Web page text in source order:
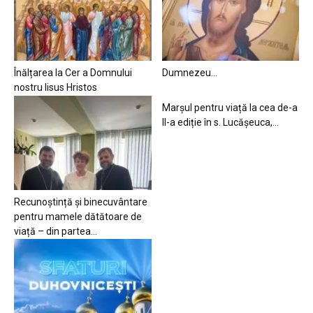
Înălțarea la Cer a Domnului
nostru Iisus Hristos
Dumnezeu…
Recunoștință și binecuvântare
pentru mamele dătătoare de
viață – din partea...
Marșul pentru viață la cea de-a
II-a ediție în s. Lucășeuca,...